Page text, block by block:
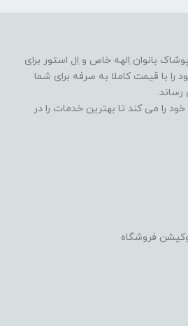
بانوان اِلهه خاص و اِل استور برای
را با قیمت کاملا به صرفه برای شما
را می کند تا بهترین خدمات را در
فروشگاه